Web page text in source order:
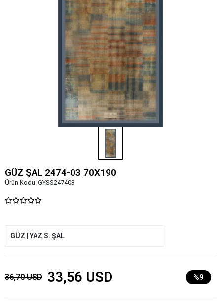
GÜZ ŞAL 2474-03 70X190
Ürün Kodu: GYSS247403
GÜZ | YAZ S. ŞAL
36,70 USD 33,56 USD %9